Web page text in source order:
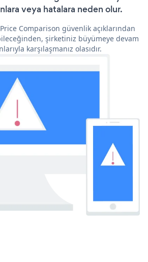
veya hatalara neden olur.
Comparison güvenlik açıklarından
şirketiniz büyümeye devam
karşılaşmanız olasıdır.